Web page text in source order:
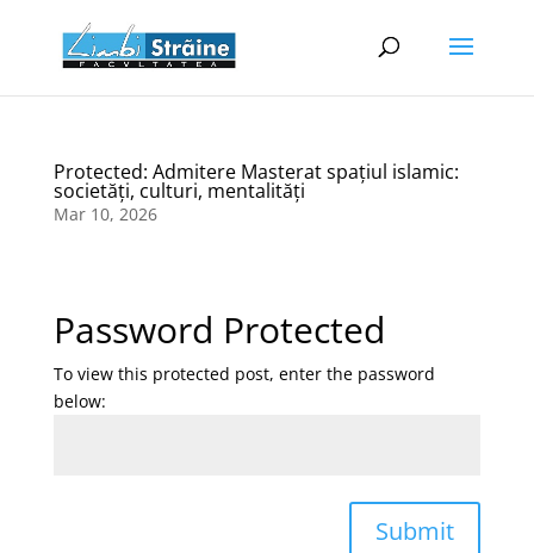
Protected: Admitere Masterat spațiul islamic:
societăți, culturi, mentalități
Mar 10, 2026
Password Protected
To view this protected post, enter the password
below:
Submit